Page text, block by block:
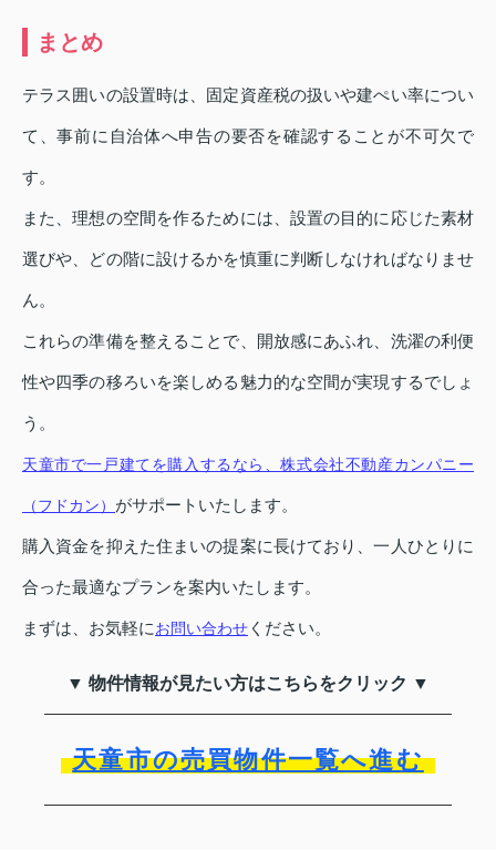
まとめ
テラス囲いの設置時は、固定資産税の扱いや建ぺい率につい
て、事前に自治体へ申告の要否を確認することが不可欠で
す。
また、理想の空間を作るためには、設置の目的に応じた素材
選びや、どの階に設けるかを慎重に判断しなければなりませ
ん。
これらの準備を整えることで、開放感にあふれ、洗濯の利便
性や四季の移ろいを楽しめる魅力的な空間が実現するでしょ
う。
天童市で一戸建てを購入するなら、株式会社不動産カンパニー
（フドカン） がサポートいたします。
購入資金を抑えた住まいの提案に長けており、一人ひとりに
合った最適なプランを案内いたします。
まずは、お気軽にお問い合わせ ください。
▼ 物件情報が見たい方はこちらをクリック ▼
天童市の売買物件一覧へ進む